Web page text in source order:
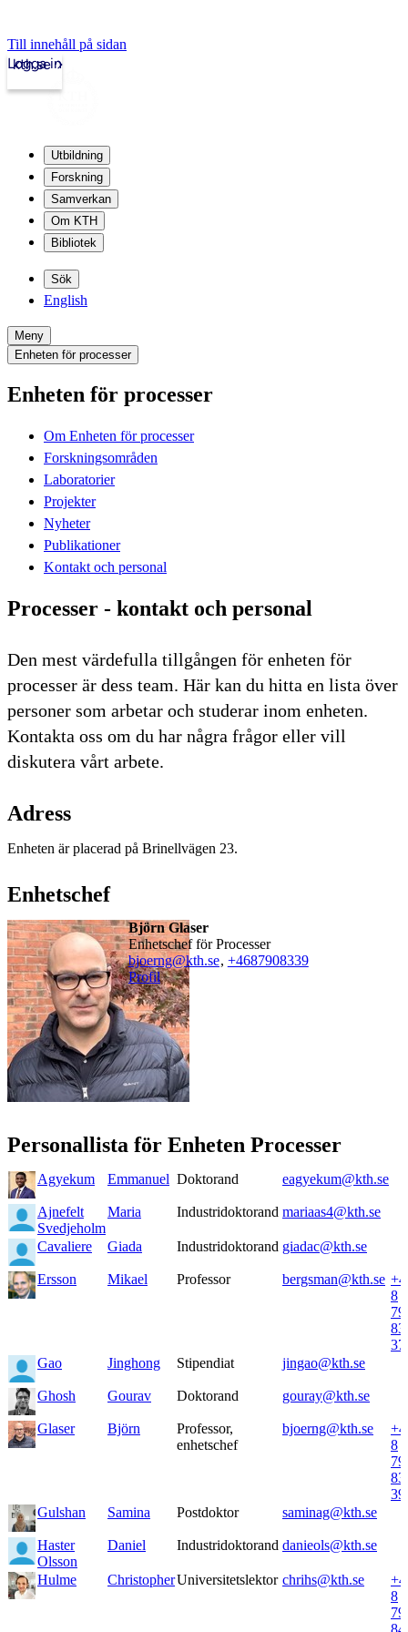
Till innehåll på sidan
kth.se
Logga in
Utbildning
Forskning
Samverkan
Om KTH
Bibliotek
Sök
English
Meny
Enheten för processer
Enheten för processer
Om Enheten för processer
Forskningsområden
Laboratorier
Projekter
Nyheter
Publikationer
Kontakt och personal
Processer - kontakt och personal
Den mest värdefulla tillgången för enheten för
processer är dess team. Här kan du hitta en lista över
personer som arbetar och studerar inom enheten.
Kontakta oss om du har några frågor eller vill
diskutera vårt arbete.
Adress
Enheten är placerad på Brinellvägen 23.
Enhetschef
Björn Glaser
Enhetschef för Processer
bjoerng@kth.se, +4687908339
Profil
Personallista för Enheten Processer
Agyekum Emmanuel Doktorand eagyekum@kth.se
Ajnefelt
Svedjeholm
Maria Industridoktorand mariaas4@kth.se
Cavaliere Giada Industridoktorand giadac@kth.se
Ersson Mikael Professor bergsman@kth.se
8
83
37
Gao
Jinghong Stipendiat jingao@kth.se
Ghosh Gourav Doktorand gouray@kth.se
Glaser Björn
Professor,
enhetschef
bjoerng@kth.se
8
83
39
Gulshan
Samina Postdoktor saminag@kth.se
Haster
Olsson
Daniel Industridoktorand danieols@kth.se
Hulme ChristopherUniversitetslektor chrihs@kth.se
8
84